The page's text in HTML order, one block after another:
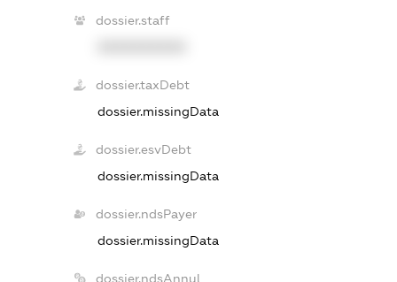
dossier.staff
dossier.taxDebt
dossier.missingData
dossier.esvDebt
dossier.missingData
dossier.ndsPayer
dossier.missingData
dossier.ndsAnnul